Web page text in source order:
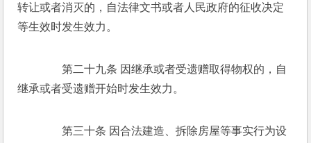
转让或者消灭的，自法律文书或者人民政府的征收决定
等生效时发生效力。
第二十九条 因继承或者受遗赠取得物权的，自
继承或者受遗赠开始时发生效力。
第三十条 因合法建造、拆除房屋等事实行为设